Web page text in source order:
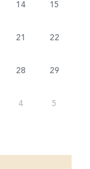
14 15
21 22
28 29
4 5